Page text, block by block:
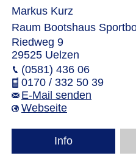
Markus Kurz
Raum Bootshaus
Riedweg 9
29525 Uelzen
(0581) 436 06
0170 / 332 50 39
E-Mail senden
Webseite
Info